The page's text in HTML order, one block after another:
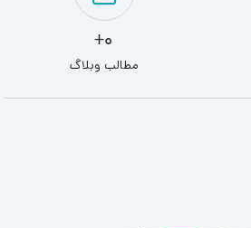
0+
مطالب وبلاگ